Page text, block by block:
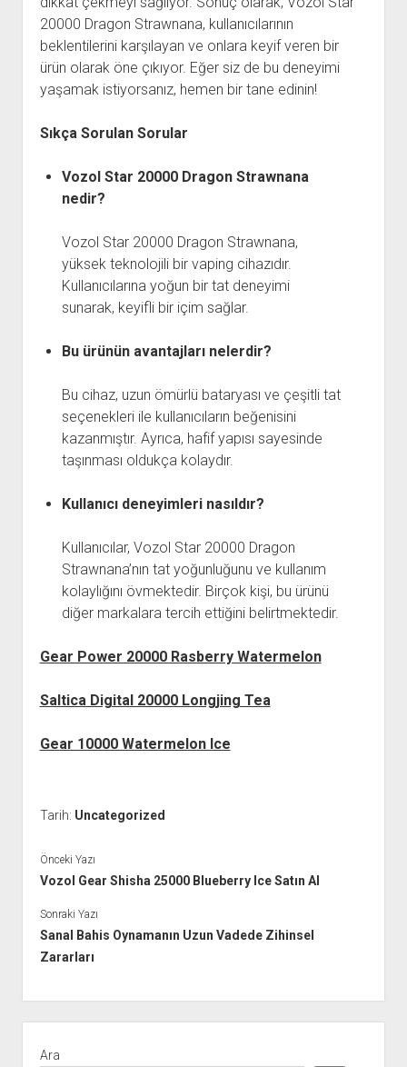
20000 Dragon Strawnana, kullanıcılarının
beklentilerini karşılayan ve onlara keyif veren bir
ürün olarak öne çıkıyor. Eğer siz de bu deneyimi
yaşamak istiyorsanız, hemen bir tane edinin!
Sıkça Sorulan Sorular
Vozol Star 20000 Dragon Strawnana
nedir?
Vozol Star 20000 Dragon Strawnana,
yüksek teknolojili bir vaping cihazıdır.
Kullanıcılarına yoğun bir tat deneyimi
sunarak, keyifli bir içim sağlar.
Bu ürünün avantajları nelerdir?
Bu cihaz, uzun ömürlü bataryası ve çeşitli tat
seçenekleri ile kullanıcıların beğenisini
kazanmıştır. Ayrıca, hafif yapısı sayesinde
taşınması oldukça kolaydır.
Kullanıcı deneyimleri nasıldır?
Kullanıcılar, Vozol Star 20000 Dragon
Strawnana’nın tat yoğunluğunu ve kullanım
kolaylığını övmektedir. Birçok kişi, bu ürünü
diğer markalara tercih ettiğini belirtmektedir.
Gear Power 20000 Rasberry Watermelon
Saltica Digital 20000 Longjing Tea
Gear 10000 Watermelon Ice
Tarih: Uncategorized
Önceki Yazı
Vozol Gear Shisha 25000 Blueberry Ice Satın Al
Sonraki Yazı
Sanal Bahis Oynamanın Uzun Vadede Zihinsel
Zararları
Menü
Ara